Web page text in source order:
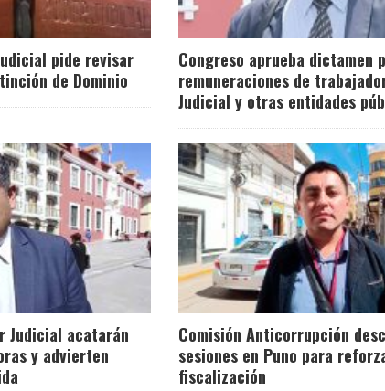
pide revisar
de Dominio
Congreso aprueba dictamen
remuneraciones de
Judicial y otras entidades
Judicial acatarán
y advierten
Comisión Anticorrupción
sesiones en Puno para
fiscalización